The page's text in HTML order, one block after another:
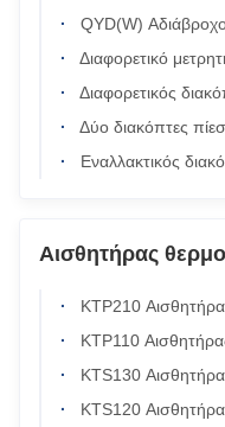
QYD(W) Αδιάβροχος διαχωριστικός
Διαφορετικό μετρητή πίεσης σειράς
Διαφορετικός διακόπτης πίεσης σειράς
Δύο διακόπτες πίεσης σειράς Q830 με
Εναλλακτικός διακόπτης
Αισθητήρας
KTP210
KTP110
KTS130
KTS120